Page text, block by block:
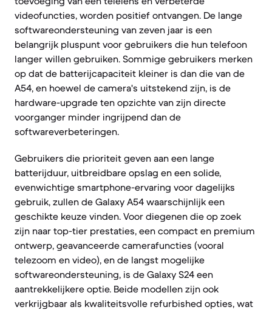
videofuncties, worden positief ontvangen. De lange
softwareondersteuning van zeven jaar is een
belangrijk pluspunt voor gebruikers die hun telefoon
langer willen gebruiken. Sommige gebruikers merken
op dat de batterijcapaciteit kleiner is dan die van de
A54, en hoewel de camera's uitstekend zijn, is de
hardware-upgrade ten opzichte van zijn directe
voorganger minder ingrijpend dan de
softwareverbeteringen.
Gebruikers die prioriteit geven aan een lange
batterijduur, uitbreidbare opslag en een solide,
evenwichtige smartphone-ervaring voor dagelijks
gebruik, zullen de Galaxy A54 waarschijnlijk een
geschikte keuze vinden. Voor diegenen die op zoek
zijn naar top-tier prestaties, een compact en premium
ontwerp, geavanceerde camerafuncties (vooral
telezoom en video), en de langst mogelijke
softwareondersteuning, is de Galaxy S24 een
aantrekkelijkere optie. Beide modellen zijn ook
verkrijgbaar als kwaliteitsvolle refurbished opties, wat